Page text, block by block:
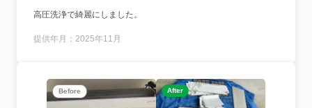
高圧洗浄で綺麗にしました。
提供年月：2025年11月
Before After